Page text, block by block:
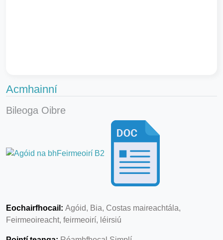
Acmhainní
Bileoga Oibre
Eochairfhocail: Agóid, Bia, Costas maireachtála,
Feirmeoireacht, feirmeoirí, léirsiú